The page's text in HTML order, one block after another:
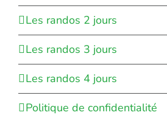
Les randos 2 jours
Les randos 3 jours
Les randos 4 jours
Politique de confidentialité